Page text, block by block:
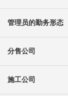
管理员的勤务形态
分售公司
施工公司